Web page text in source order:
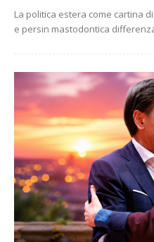
La politica estera come cartina
e persin mastodontica